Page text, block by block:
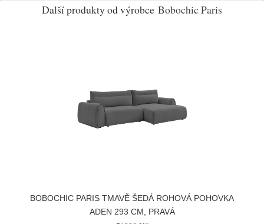
Další produkty od výrobce Bobochic Paris
BOBOCHIC PARIS TMAVĚ ŠEDÁ ROHOVÁ POHOVKA
ADEN 293 CM, PRAVÁ